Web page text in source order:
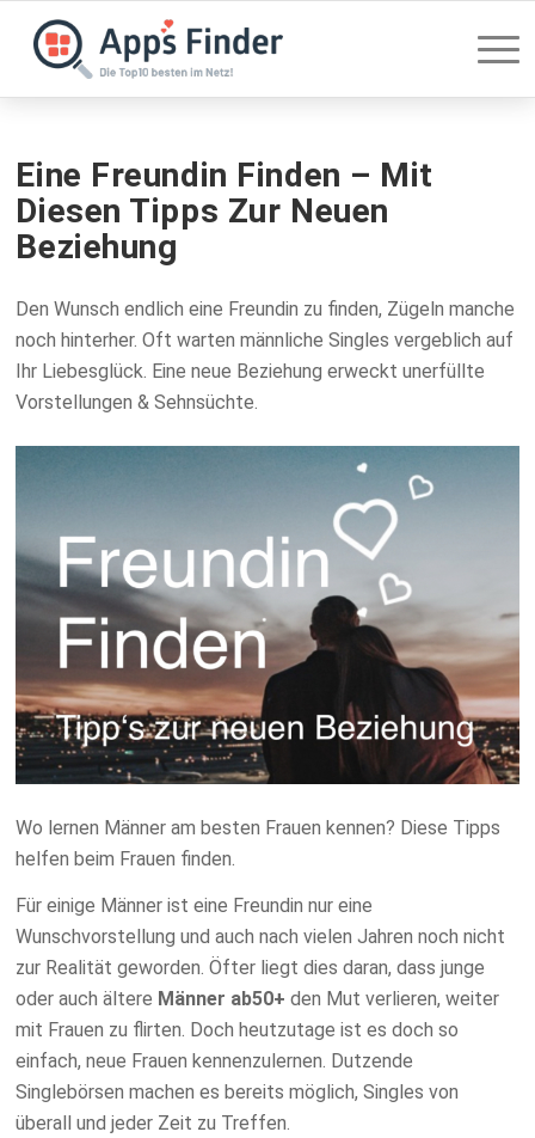
Eine Freundin Finden – Mit
Diesen Tipps Zur Neuen
Beziehung
Den Wunsch endlich eine Freundin zu finden, Zügeln manche
noch hinterher. Oft warten männliche Singles vergeblich auf
Ihr Liebesglück. Eine neue Beziehung erweckt unerfüllte
Vorstellungen & Sehnsüchte.
Wo lernen Männer am besten Frauen kennen? Diese Tipps
helfen beim Frauen finden.
Für einige Männer ist eine Freundin nur eine
Wunschvorstellung und auch nach vielen Jahren noch nicht
zur Realität geworden. Öfter liegt dies daran, dass junge
oder auch ältere Männer ab50+ den Mut verlieren, weiter
mit Frauen zu flirten. Doch heutzutage ist es doch so
einfach, neue Frauen kennenzulernen. Dutzende
Singlebörsen machen es bereits möglich, Singles von
überall und jeder Zeit zu Treffen.